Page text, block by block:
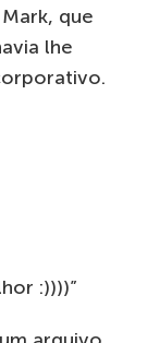
que
lhe
:))))”